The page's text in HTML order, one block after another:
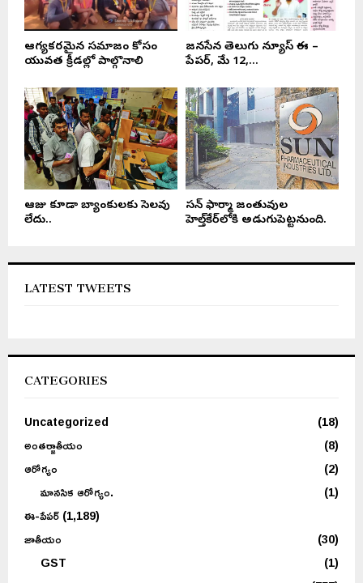
ఆరోగ్యకరమైన సమాజం కోసం
యువత క్రీడల్లో పాల్గొనాలి
జనసేన తెలుగు న్యూస్ ఈ –
పేపర్, మే 12,...
ఆరోజు కూడా బ్యాంకులకు సెలవు
లేదు..
సన్ ఫార్మా జంతువుల
హెల్త్‌కేర్‌లోకి అడుగుపెట్టనుంది.
LATEST TWEETS
CATEGORIES
Uncategorized
(18)
అంతర్జాతీయం
(8)
ఆరోగ్యం
(2)
మానసిక ఆరోగ్యం.
(1)
ఈ-పేపర్(1,189)
జాతీయం
(30)
GST
(1)